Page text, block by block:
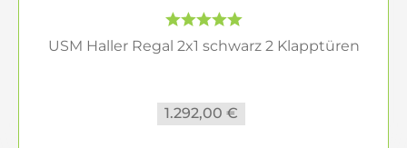
USM Haller Regal 2x1 schwarz 2 Klapptüren
1.292,00 €